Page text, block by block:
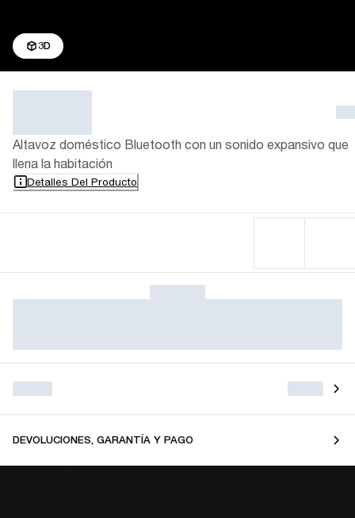
3D
Altavoz doméstico Bluetooth con un sonido expansivo que
llena la habitación
Detalles Del Producto
DEVOLUCIONES, GARANTÍA Y PAGO